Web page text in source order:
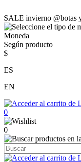
SALE invierno @botas
Moneda
Según producto
$
ES
EN
0
0